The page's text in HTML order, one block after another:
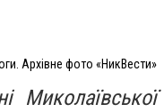
Архівне фото «НикВести»
Миколаївської